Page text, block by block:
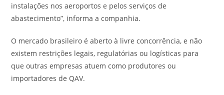
instalações nos aeroportos e pelos serviços de
abastecimento”, informa a companhia.
O mercado brasileiro é aberto à livre concorrência, e não
existem restrições legais, regulatórias ou logísticas para
que outras empresas atuem como produtores ou
importadores de QAV.